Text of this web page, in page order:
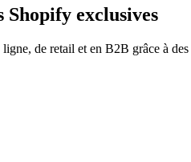
exclusives
de retail et en B2B grâce à